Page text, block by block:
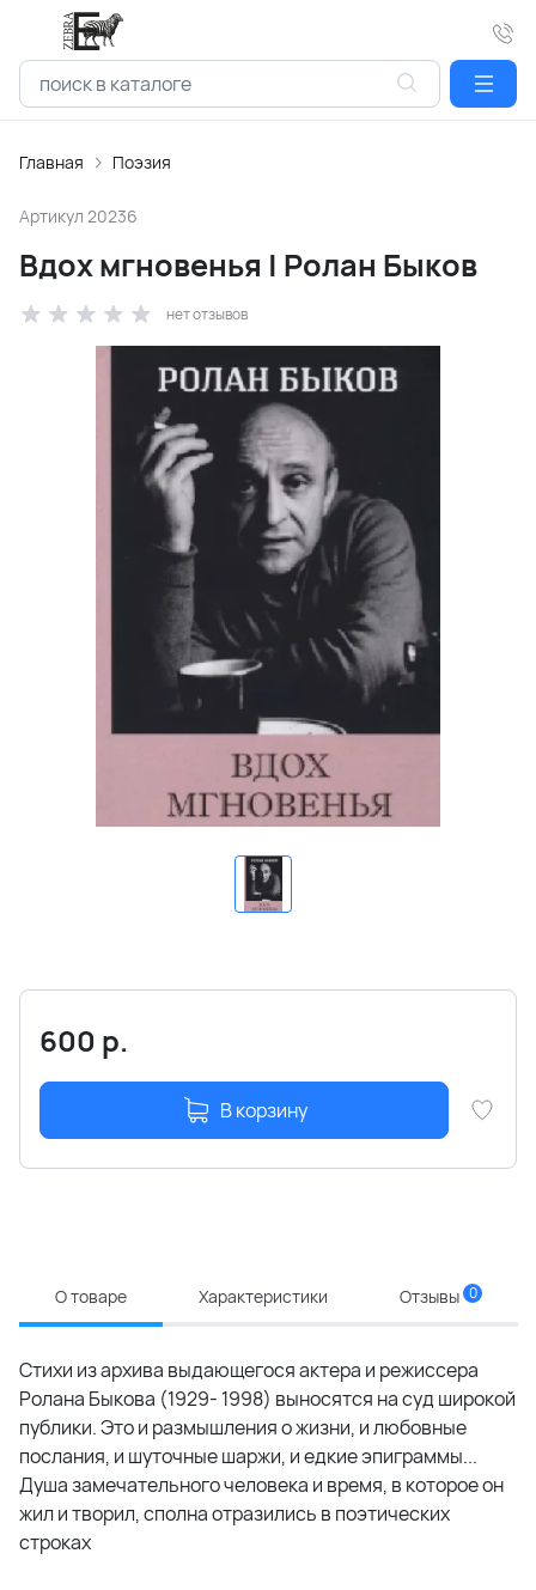
Главная Поэзия
Артикул 20236
Вдох мгновенья | Ролан Быков
нет отзывов
600 р.
В корзину
О товаре Характеристики Отзывы 0
Стихи из архива выдающегося актера и режиссера
Ролана Быкова (1929- 1998) выносятся на суд широкой
публики. Это и размышления о жизни, и любовные
послания, и шуточные шаржи, и едкие эпиграммы...
Душа замечательного человека и время, в которое он
жил и творил, сполна отразились в поэтических
строках